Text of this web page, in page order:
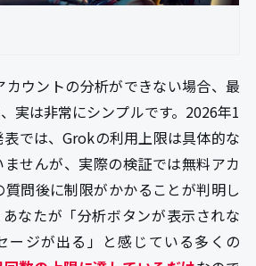
ウントの分析ができない場合、最
実は非常にシンプルです。2026年1
では、Grokの利用上限は具体的な
せんが、実際の検証では無料アカ
問後に制限がかかることが判明し
なたが「分析ボタンが表示されな
ージが出る」と感じている多くの